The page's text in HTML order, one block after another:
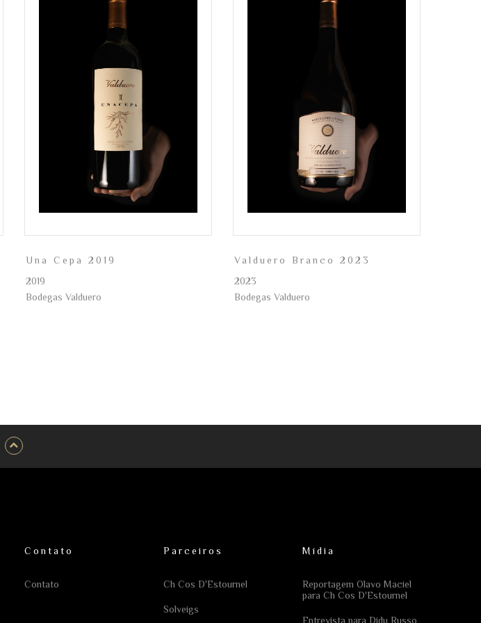
Una Cepa 2019
2019
Bodegas Valduero
Valduero Branco 2023
2023
Bodegas Valduero
Contato
Contato
Parceiros
Ch Cos D'Estournel
Solveigs
Mídia
Reportagem Olavo Maciel
para Ch Cos D'Estournel
Entrevista para Didu Russo